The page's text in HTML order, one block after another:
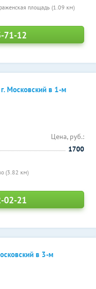
площадь (1.09 км)
71-12
Московский в 1-м
(3.82 км)
Цена, руб.:
1700
02-21
в 3-м